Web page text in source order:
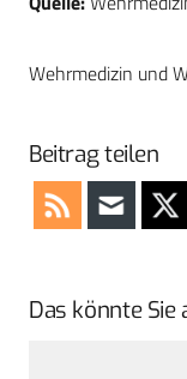
Wehrmedizin und
Beitrag teilen
Das könnte Sie